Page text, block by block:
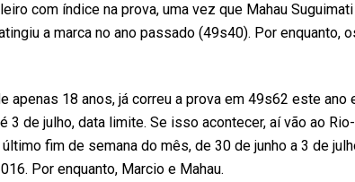
com índice na prova, uma vez que Mahau
a marca no ano passado (49s40). Por enquanto,
apenas 18 anos, já correu a prova em 49s62 este
3 de julho, data limite. Se isso acontecer, aí vão ao
fim de semana do mês, de 30 de junho a 3 de
Por enquanto, Marcio e Mahau.